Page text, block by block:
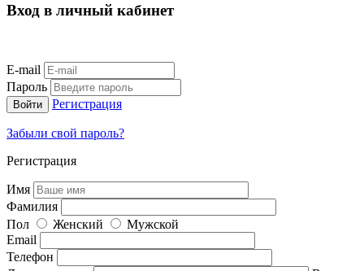
Вход в личный кабинет
E-mail
Пароль
Регистрация
Забыли свой пароль?
Регистрация
Имя
Фамилия
Пол
Женский
Мужской
Email
Телефон